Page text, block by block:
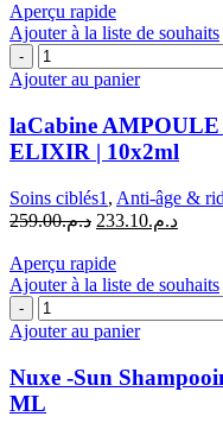
Aperçu rapide
Ajouter à la liste de souhaits
quantité
de
laCabine
AMPOULE
ANTI-
AGING
ELIXIR
|
Ajouter au panier
laCabine
ELIXIR | 10x2ml
Soins ciblés1 , Anti-âge &
د.م.259.00
Le
initial
était :
د.م.233.10
Le
est :
Aperçu rapide
Ajouter à la liste de souhaits
quantité
de
Sun
Shampooing
Ajouter au panier
Nuxe -Sun
ML